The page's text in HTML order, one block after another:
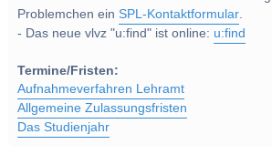
Problemchen einSPL-Kontaktformular.
- Das neue vlvz "u:find" ist online: u:find
Termine/Fristen:
Aufnahmeverfahren Lehramt
Allgemeine Zulassungsfristen
Das Studienjahr